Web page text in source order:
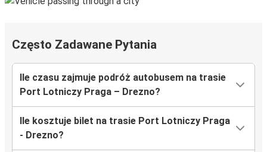
Często Zadawane Pytania
Ile czasu zajmuje podróż autobusem na trasie
Port Lotniczy Praga – Drezno?
Ile kosztuje bilet na trasie Port Lotniczy Praga
- Drezno?